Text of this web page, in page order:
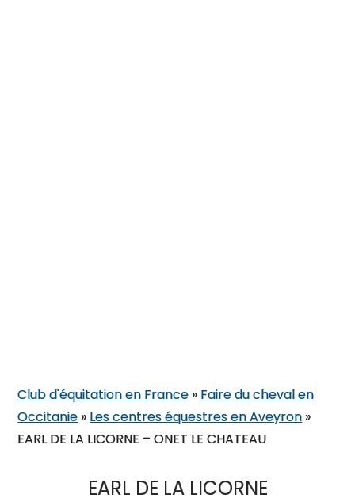
Club d'équitation en France » Faire du cheval en
Occitanie » Les centres équestres en Aveyron »
EARL DE LA LICORNE – ONET LE CHATEAU
EARL DE LA LICORNE